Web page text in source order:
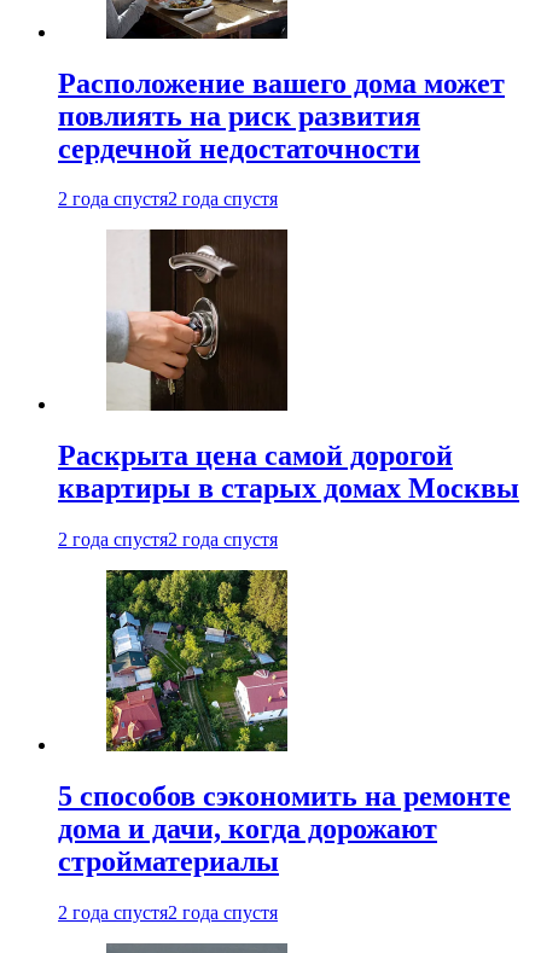
Расположение вашего дома может
повлиять на риск развития
сердечной недостаточности
2 года спустя2 года спустя
Раскрыта цена самой дорогой
квартиры в старых домах Москвы
2 года спустя2 года спустя
5 способов сэкономить на ремонте
дома и дачи, когда дорожают
стройматериалы
2 года спустя2 года спустя